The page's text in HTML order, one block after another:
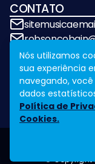
CONTATO
REDES SOCIAIS
© Copyright
Nós utilizamos
sua experiência
navegando,
dados
Política de
Cookies.